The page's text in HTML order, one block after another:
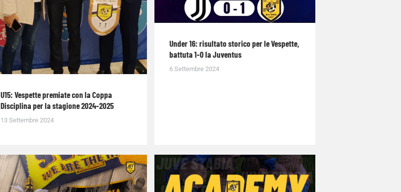
U15: Vespette premiate con la Coppa
Disciplina per la stagione 2024-2025
13 Settembre 2024
Under 16: risultato storico per le Vespette,
battuta 1-0 la Juventus
6 Settembre 2024